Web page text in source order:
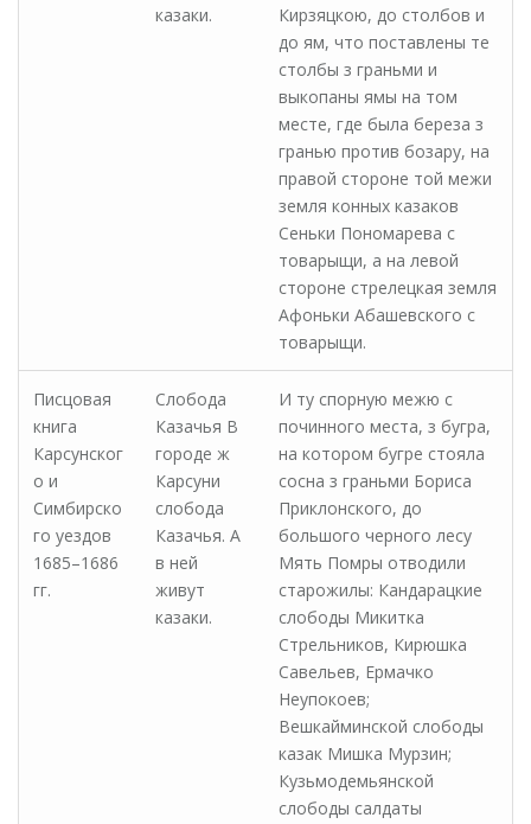
казаки.
Кирзяцкою, до столбов и
до ям, что поставлены те
столбы з граньми и
выкопаны ямы на том
месте, где была береза з
гранью против бозару, на
правой стороне той межи
земля конных казаков
Сеньки Пономарева с
товарыщи, а на левой
стороне стрелецкая земля
Афоньки Абашевского с
товарыщи.
Писцовая
книга
Карсунског
о и
Симбирско
го уездов
1685–1686
гг.
Слобода
Казачья В
городе ж
Карсуни
слобода
Казачья. А
в ней
живут
казаки.
И ту спорную межю с
починного места, з бугра,
на котором бугре стояла
сосна з граньми Бориса
Приклонского, до
большого черного лесу
Мять Помры отводили
старожилы: Кандарацкие
слободы Микитка
Стрельников, Кирюшка
Савельев, Ермачко
Неупокоев;
Вешкайминской слободы
казак Мишка Мурзин;
Кузьмодемьянской
слободы салдаты